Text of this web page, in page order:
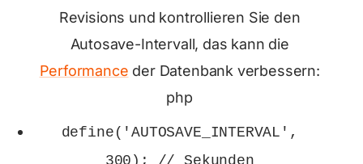
Revisions und kontrollieren Sie den
Autosave-Intervall, das kann die
Performance der Datenbank verbessern:
php
define ( 'AUTOSAVE_INTERVAL' ,
300 ); // Sekunden